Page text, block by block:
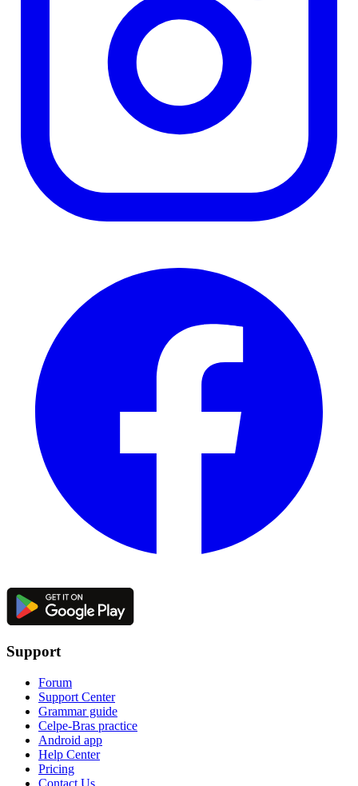
Support
Forum
Support Center
Grammar guide
Celpe-Bras practice
Android app
Help Center
Pricing
Contact Us